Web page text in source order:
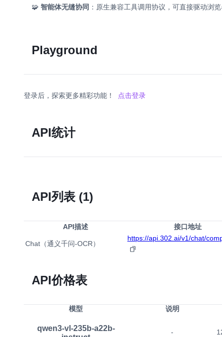
🧩 智能体无缝协同 ：原生兼容工具调用协议，可直接驱动浏
Playground
登录后，探索更多精彩功能！ 点击登录
API统计
API列表 (1)
API描述 接口地址
Chat（通义千问-OCR）
https://api.302.ai/v1/chat/
API价格表
模型 说明
qwen3-vl-235b-a22b-
-